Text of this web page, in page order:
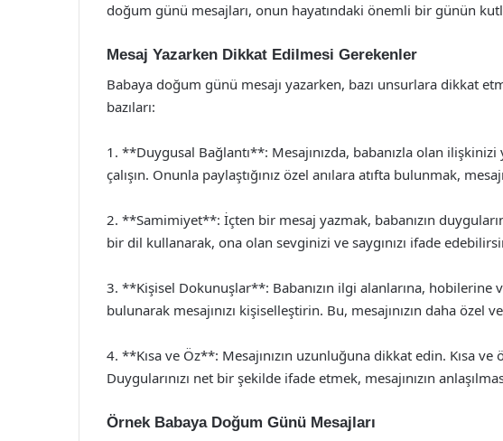
doğum günü mesajları, onun hayatındaki önemli bir günün
Mesaj Yazarken Dikkat Edilmesi Gerekenler
Babaya doğum günü mesajı yazarken, bazı unsurlara dikkat
bazıları:
1. **Duygusal Bağlantı**: Mesajınızda, babanızla olan
çalışın. Onunla paylaştığınız özel anılara atıfta bulunmak,
2. **Samimiyet**: İçten bir mesaj yazmak, babanızın
bir dil kullanarak, ona olan sevginizi ve saygınızı ifade
3. **Kişisel Dokunuşlar**: Babanızın ilgi alanlarına, hobilerine
bulunarak mesajınızı kişiselleştirin. Bu, mesajınızın daha özel
4. **Kısa ve Öz**: Mesajınızın uzunluğuna dikkat edin. Kısa
Duygularınızı net bir şekilde ifade etmek, mesajınızın
Örnek Babaya Doğum Günü Mesajları